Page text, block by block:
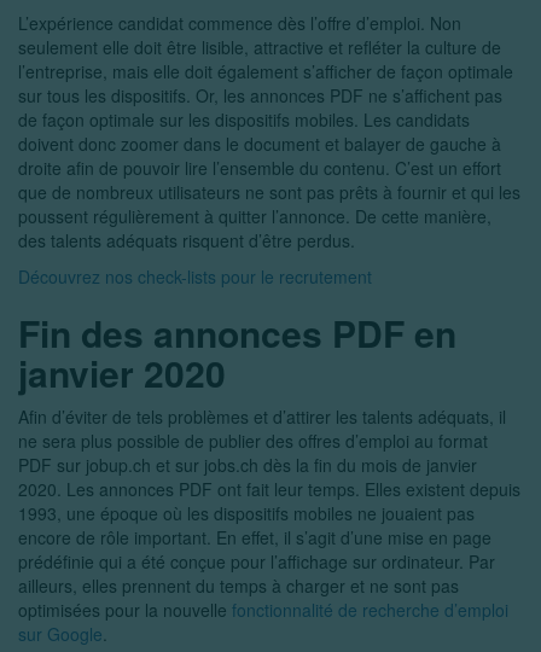
L’expérience candidat commence dès l’offre d’emploi. Non
seulement elle doit être lisible, attractive et refléter la culture de
l’entreprise, mais elle doit également s’afficher de façon optimale
sur tous les dispositifs. Or, les annonces PDF ne s’affichent pas
de façon optimale sur les dispositifs mobiles. Les candidats
doivent donc zoomer dans le document et balayer de gauche à
droite afin de pouvoir lire l’ensemble du contenu. C’est un effort
que de nombreux utilisateurs ne sont pas prêts à fournir et qui les
poussent régulièrement à quitter l’annonce. De cette manière,
des talents adéquats risquent d’être perdus.
Découvrez nos check-lists pour le recrutement
Fin des annonces PDF en
janvier 2020
Afin d’éviter de tels problèmes et d’attirer les talents adéquats, il
ne sera plus possible de publier des offres d’emploi au format
PDF sur jobup.ch et sur jobs.ch dès la fin du mois de janvier
2020. Les annonces PDF ont fait leur temps. Elles existent depuis
1993, une époque où les dispositifs mobiles ne jouaient pas
encore de rôle important. En effet, il s’agit d’une mise en page
prédéfinie qui a été conçue pour l’affichage sur ordinateur. Par
ailleurs, elles prennent du temps à charger et ne sont pas
optimisées pour la nouvelle fonctionnalité de recherche d’emploi
sur Google.